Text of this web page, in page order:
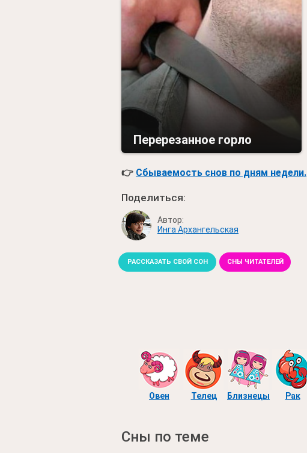
Перерезанное горло
👉 Сбываемость снов по дням недели.
Поделиться:
Автор:
Инга Архангельская
РАССКАЗАТЬ СВОЙ СОН СНЫ ЧИТАТЕЛЕЙ
Овен Телец Близнецы Рак
Сны по теме